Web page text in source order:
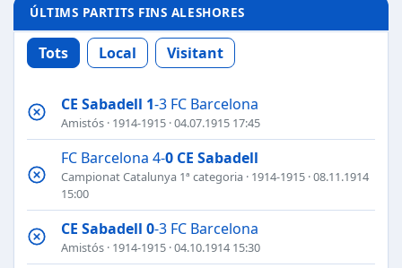
ÚLTIMS PARTITS FINS ALESHORES
Tots Local Visitant
CE Sabadell 1-3 FC Barcelona
Amistós · 1914-1915 · 04.07.1915 17:45
FC Barcelona 4-0 CE Sabadell
Campionat Catalunya 1ª categoria · 1914-1915 · 08.11.1914
15:00
CE Sabadell 0-3 FC Barcelona
Amistós · 1914-1915 · 04.10.1914 15:30